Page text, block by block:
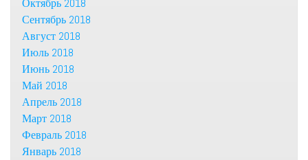
Октябрь 2018
Сентябрь 2018
Август 2018
Июль 2018
Июнь 2018
Май 2018
Апрель 2018
Март 2018
Февраль 2018
Январь 2018